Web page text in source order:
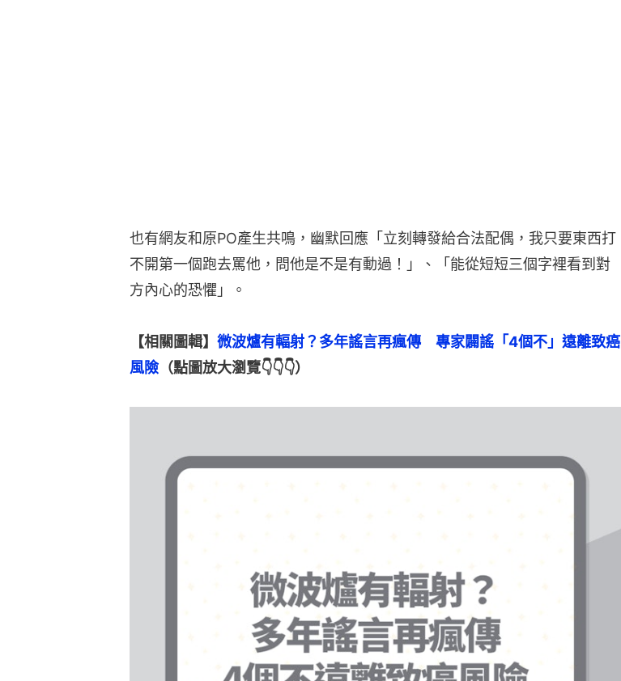
也有網友和原PO產生共鳴，幽默回應「立刻轉發給合法配偶，我只要東西打
不開第一個跑去罵他，問他是不是有動過！」、「能從短短三個字裡看到對
方內心的恐懼」。
【相關圖輯】 微波爐有輻射？多年謠言再瘋傳　專家闢謠「4個不」遠離致癌
風險 （點圖放大瀏覽👇👇👇）